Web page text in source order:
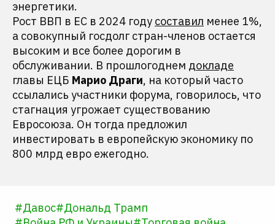
энергетики.
Рост ВВП в ЕС в 2024 году составил менее 1%,
а совокупный госдолг стран-членов остается
высоким и все более дорогим в
обслуживании. В прошлогоднем докладе
главы ЕЦБ Марио Драги, на который часто
ссылались участники форума, говорилось, что
стагнация угрожает существованию
Евросоюза. Он тогда предложил
инвестировать в европейскую экономику по
800 млрд евро ежегодно.
#Давос#Дональд Трамп